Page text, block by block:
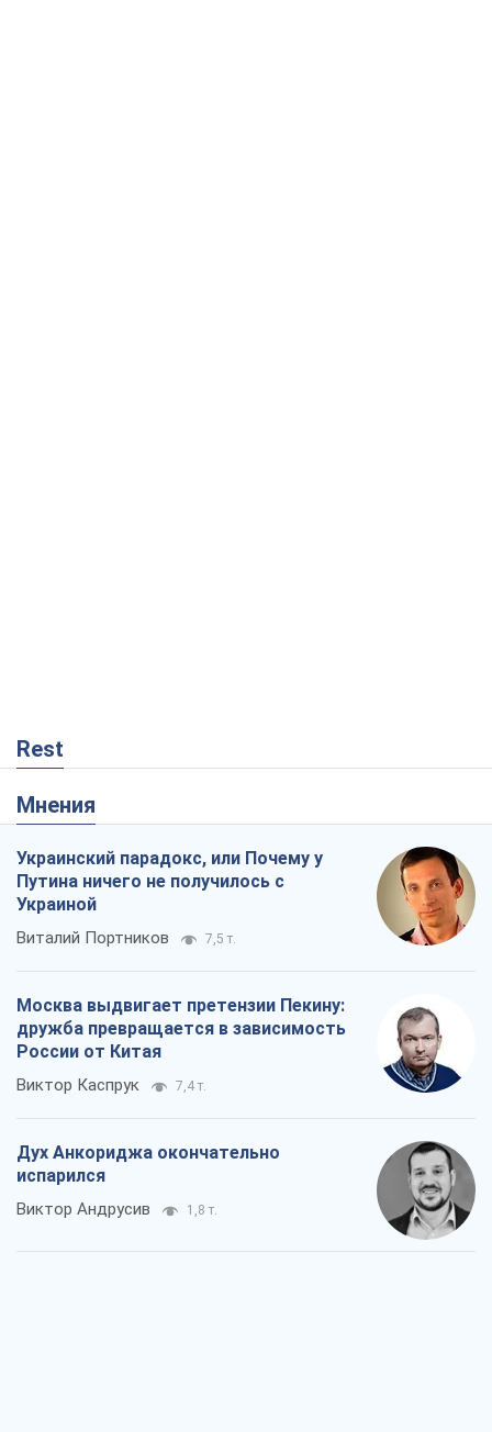
Rest
Мнения
Украинский парадокс, или Почему у
Путина ничего не получилось с
Украиной
Виталий Портников 7,5 т.
Москва выдвигает претензии Пекину:
дружба превращается в зависимость
России от Китая
Виктор Каспрук 7,4 т.
Дух Анкориджа окончательно
испарился
Виктор Андрусив 1,8 т.